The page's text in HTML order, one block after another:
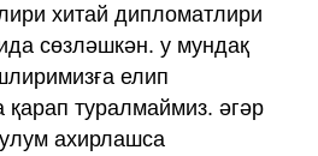
хитай дипломатлири
сөзләшкән. у мундақ
елип
қарап туралмаймиз. әгәр
ахирлашса